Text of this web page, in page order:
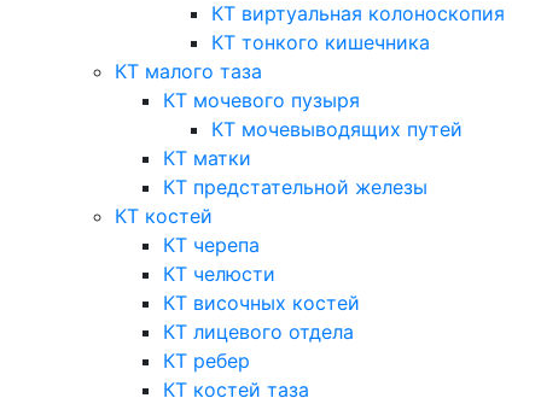
КТ виртуальная колоноскопия
КТ тонкого кишечника
КТ малого таза
КТ мочевого пузыря
КТ мочевыводящих путей
КТ матки
КТ предстательной железы
КТ костей
КТ черепа
КТ челюсти
КТ височных костей
КТ лицевого отдела
КТ ребер
КТ костей таза